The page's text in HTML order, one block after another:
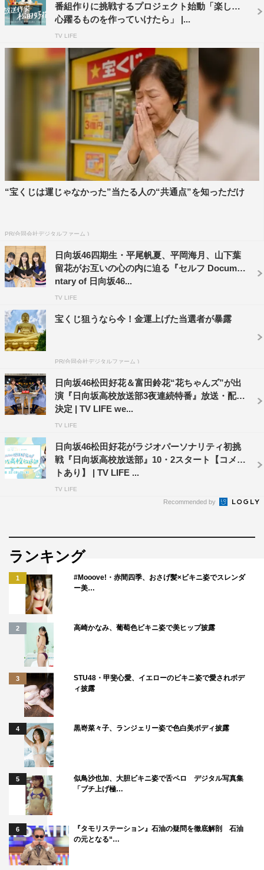
ず、全て松田さんにお任せしています。
どんな番組になるのか僕自身も楽しみです。一緒に見守っ
ていただけたらうれしいです！
ちなみにまだ泣いていません。
番組情報
『放送作家松田好花 リターンズ』
テレ東ほか
2025年8月11日（月・祝）10時05分～11時
＜出演者＞
日向坂46・松田好花、四期生11人（石塚瑶季、小西夏菜
か
ゲスト：調整中
©テレビ東京
番組作りに挑戦するプロジェクト始動「楽しく
心躍るものを作っていけたら」 |...
TV LIFE
“宝くじは運じゃなかった”当たる人の“共通点”を知っただけ
PR(合同会社デジタルファーム )
日向坂46四期生・平尾帆夏、平岡海月、山下葉
留花がお互いの心の内に迫る『セルフ Docume
ntary of 日向坂46...
TV LIFE
宝くじ狙うなら今！金運上げた当選者が暴露
PR(合同会社デジタルファーム )
日向坂46松田好花＆富田鈴花“花ちゃんズ”が出
演『日向坂高校放送部3夜連続特番』放送・配信
決定 | TV LIFE we...
TV LIFE
日向坂46松田好花がラジオパーソナリティ初挑
戦『日向坂高校放送部』10・2スタート【コメン
トあり】 | TV LIFE ...
TV LIFE
Recommended by
ランキング
1
#Mooove!・赤間四季、おさげ髪×ビキニ姿でスレンダ
ー美…
2 高崎かなみ、葡萄色ビキニ姿で美ヒップ披露
3
STU48・甲斐心愛、イエローのビキニ姿で愛されボデ
ィ披露
4 黒嵜菜々子、ランジェリー姿で色白美ボディ披露
5
似鳥沙也加、大胆ビキニ姿で舌ペロ デジタル写真集
「ブチ上げ極…
6
『タモリステーション』石油の疑問を徹底解剖 石油
の元となる“…